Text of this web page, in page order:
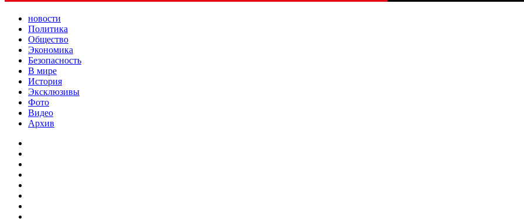
новости
Политика
Общество
Экономика
Безопасность
В мире
История
Эксклюзивы
Фото
Видео
Архив